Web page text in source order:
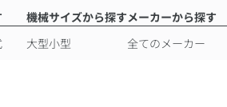
機械サイズから探す
大型小型
メーカーから探す
全てのメーカー